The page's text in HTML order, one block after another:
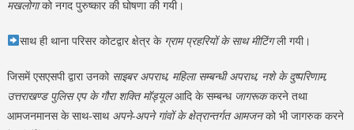
मखलोगाको नगद पुरुष्कार की घोषणा की गयी।
साथ ही थाना परिसर कोटद्वार क्षेत्र के ग्राम प्रहरियों के साथ मीटिंगली गयी।
जिसमें एसएसपी द्वारा उनको साइबर अपराध, महिला सम्बन्धी अपराध, नशे के दुष्परिणाम,
उत्तराखण्ड पुलिस एप के गौरा शक्ति मॉड्यूलआदि के सम्बन्ध जागरूककरने तथा
आमजनमानस के साथ-साथ अपने-अपने गांवों के क्षेत्रान्तर्गत आमजनको भी जागरुक करने